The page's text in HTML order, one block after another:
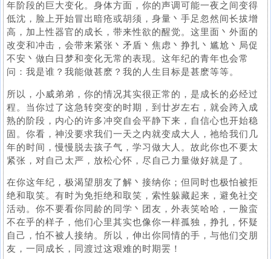
年阶段的巨大变化。身体方面，你的声调可能一夜之间变得
低沈，脸上开始冒出暗疮或胡须，身量丶手足忽然间长拔增
高，加上性器官的成长，带来性欲的醒觉。这里面丶外面的
改变和冲击，会带来紧张丶矛盾丶焦虑丶挣扎丶尴尬丶局促
不安丶做白日梦和变化无常的表现。这年纪的青年也会常
问：我是谁？我能做甚麽？我的人生目标是甚麽等等。
所以，小威弟弟，你的情况其实很正常的，是成长的必经过
程。当你过了这急转突变的时期，到廿岁左右，就会跨入成
熟的阶段，内心的许多冲突自会平静下来，自信心也开始稳
固。你看，神没要求我们一天之内就变成大人，祂给我们几
年的时间，慢慢脱去孩子气，学习做大人。故此你也不要太
紧张，对自己太严，放松心怀，尽自己力量做好就是了。
在你这年纪，极渴望朋友了解丶接纳你；但同时也极怕被拒
绝和取笑。有时为免拒绝和取笑，索性躲藏起来，避免社交
活动。你不要看你同龄的同学丶团友，外表笑哈哈，一脸蛮
不在乎的样子，他们心里其实也像你一样孤独，挣扎，怀疑
自己，怕不被人接纳。所以，伸出你同情的手，与他们交朋
友，一同成长，同渡过这艰难的时期罢！